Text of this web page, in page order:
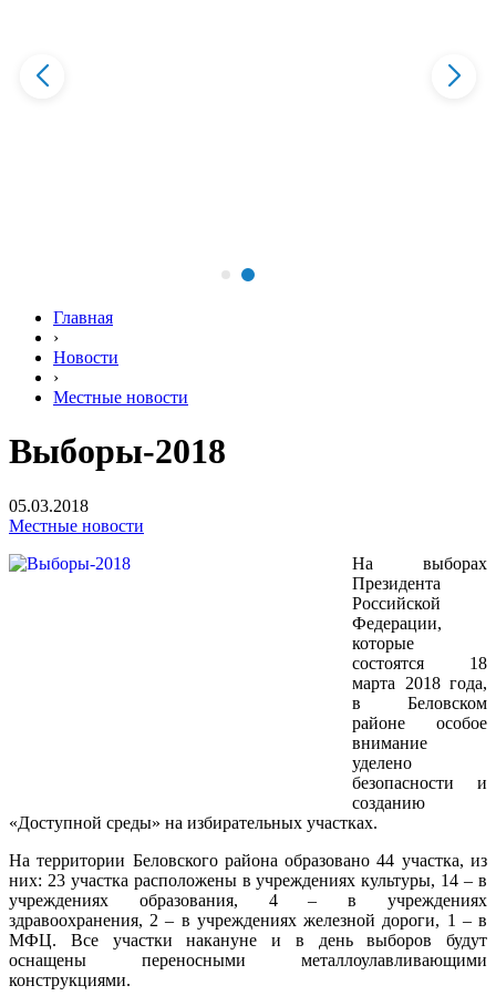
Главная
›
Новости
›
Местные новости
Выборы-2018
05.03.2018
Местные новости
На выборах
Президента
Российской
Федерации,
которые
состоятся 18
марта 2018 года,
в Беловском
районе особое
внимание
уделено
безопасности и
созданию
«Доступной среды» на избирательных участках.
На территории Беловского района образовано 44 участка, из
них: 23 участка расположены в учреждениях культуры, 14 – в
учреждениях образования, 4 – в учреждениях
здравоохранения, 2 – в учреждениях железной дороги, 1 – в
МФЦ. Все участки накануне и в день выборов будут
оснащены переносными металлоулавливающими
конструкциями.